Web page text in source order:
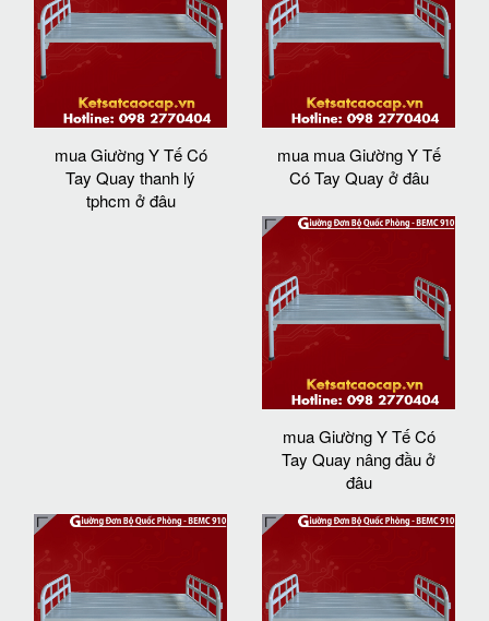
mua Giường Y Tế Có
Tay Quay thanh lý
tphcm ở đâu
mua mua Giường Y Tế
Có Tay Quay ở đâu
mua Giường Y Tế Có
Tay Quay nâng đầu ở
đâu